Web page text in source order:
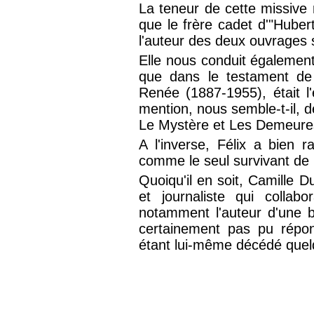
La teneur de cette
que le frère cadet
l'auteur des deux ouvrages
Elle nous conduit
que dans le testament
Renée (1887-1955), était
mention, nous semble-t-il,
Le Mystère et Les
A l'inverse, Félix a bien
comme le seul survivant
Quoiqu'il en soit, Camille
et journaliste qui
notamment l'auteur d'une
certainement pas pu
étant lui-même décédé